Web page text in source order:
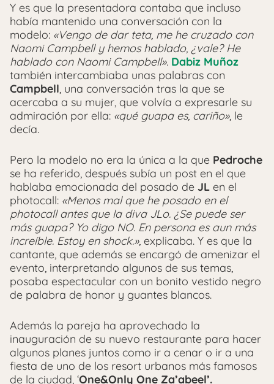
Y es que la presentadora contaba que incluso
había mantenido una conversación con la
modelo: «Vengo de dar teta, me he cruzado con
Naomi Campbell y hemos hablado, ¿vale? He
hablado con Naomi Campbell». Dabiz Muñoz
también intercambiaba unas palabras con
Campbell, una conversación tras la que se
acercaba a su mujer, que volvía a expresarle su
admiración por ella: «qué guapa es, cariño», le
decía.
Pero la modelo no era la única a la que Pedroche
se ha referido, después subía un post en el que
hablaba emocionada del posado de JL en el
photocall: «Menos mal que he posado en el
photocall antes que la diva JLo. ¿Se puede ser
más guapa? Yo digo NO. En persona es aun más
increíble. Estoy en shock.», explicaba. Y es que la
cantante, que además se encargó de amenizar el
evento, interpretando algunos de sus temas,
posaba espectacular con un bonito vestido negro
de palabra de honor y guantes blancos.
Además la pareja ha aprovechado la
inauguración de su nuevo restaurante para hacer
algunos planes juntos como ir a cenar o ir a una
fiesta de uno de los resort urbanos más famosos
de la ciudad, ‘One&Only One Za’abeel’.